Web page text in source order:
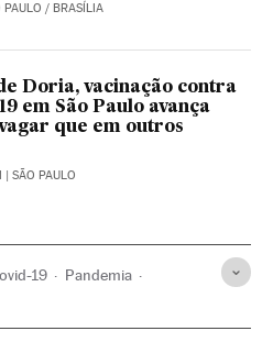
PAULO / BRASÍLIA
Doria, vacinação contra
em São Paulo avança
que em outros
| SÃO PAULO
19 Pandemia